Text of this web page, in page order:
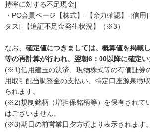
持率に対する不足現金]
・PC会員ページ【株式】-【余力確認】-[信用
タス]-【追証不足金発生状況】（※3）
なお、 確定値につきましては、概算値を掲載
等の再計算が行われ、翌朝6：00以降に確定い
(※1)信用建玉の決済、現物株式等の有価証券
用取引配当調整金の支払い、特定口座源泉徴
られます。
(※2)規制銘柄（増担保銘柄等）を保有されて
はございません。
(※3)期日の前営業日夕方頃より表示されます。